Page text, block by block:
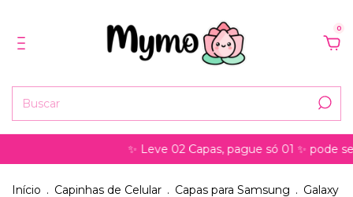
0
✨ Leve 02 Capas, pague só 01 ✨ pode ser
Início . Capinhas de Celular . Capas para Samsung . Galaxy